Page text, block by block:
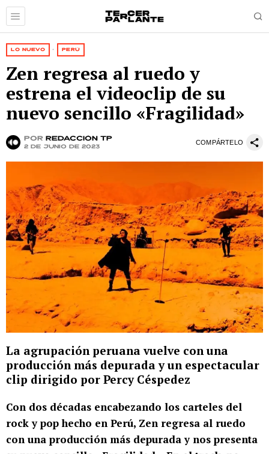
LO NUEVO · PERÚ
Zen regresa al ruedo y
estrena el videoclip de su
nuevo sencillo «Fragilidad»
por Redacción TP
2 de junio de 2023
COMPÁRTELO
La agrupación peruana vuelve con una
producción más depurada y un espectacular
clip dirigido por Percy Céspedez
Con dos décadas encabezando los carteles del
rock y pop hecho en Perú, Zen regresa al ruedo
con una producción más depurada y nos presenta